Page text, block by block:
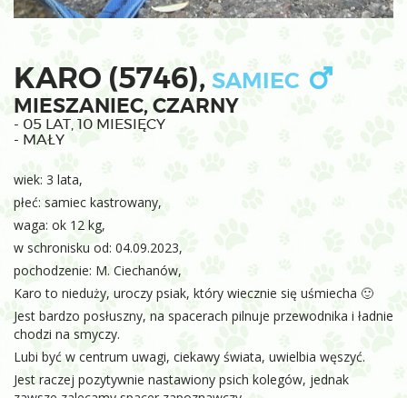
KARO (5746), SAMIEC
MIESZANIEC, CZARNY
- 05 LAT, 10 MIESIĘCY
- MAŁY
wiek: 3 lata,
płeć: samiec kastrowany,
waga: ok 12 kg,
w schronisku od: 04.09.2023,
pochodzenie: M. Ciechanów,
Karo to nieduży, uroczy psiak, który wiecznie się uśmiecha 🙂
Jest bardzo posłuszny, na spacerach pilnuje przewodnika i ładnie
chodzi na smyczy.
Lubi być w centrum uwagi, ciekawy świata, uwielbia węszyć.
Jest raczej pozytywnie nastawiony psich kolegów, jednak